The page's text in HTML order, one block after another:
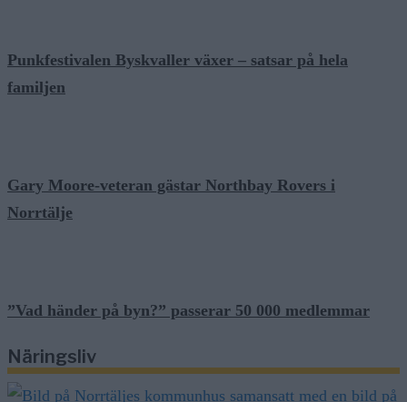
Punkfestivalen Byskvaller växer – satsar på hela
familjen
Gary Moore-veteran gästar Northbay Rovers i
Norrtälje
”Vad händer på byn?” passerar 50 000 medlemmar
Näringsliv